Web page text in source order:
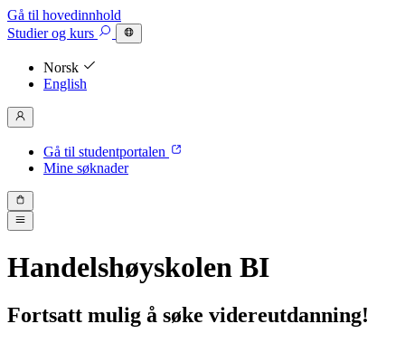
Gå til hovedinnhold
Studierog kurs
Norsk
English
Gå til studentportalen
Mine søknader
Handelshøyskolen BI
Fortsatt mulig å søke videreutdanning!